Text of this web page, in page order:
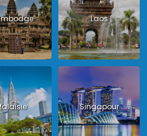
Laos
Singapour